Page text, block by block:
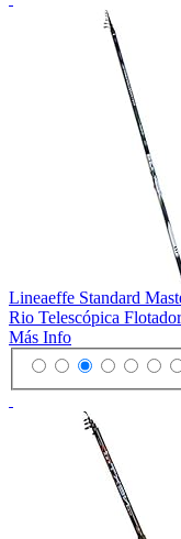
Lineaeffe Standard
Rio Telescópica Flotador
Más Info